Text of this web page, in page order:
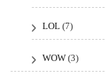
LOL (7)
WOW (3)